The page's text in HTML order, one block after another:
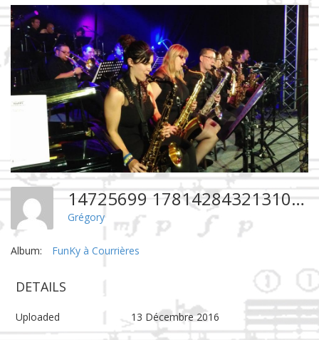
14725699 1781428432131098 751051403031022669 N
Grégory
Album: FunKy à Courrières
DETAILS
Uploaded 13 Décembre 2016